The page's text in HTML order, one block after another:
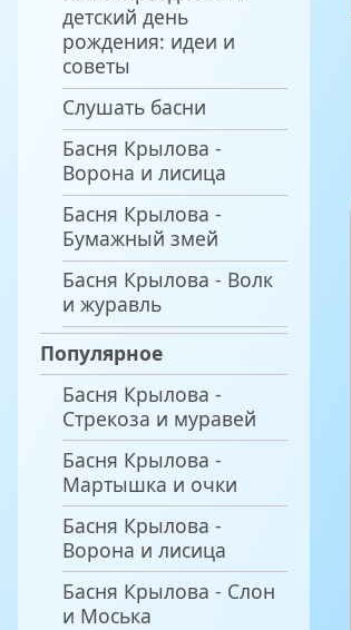
детский день
рождения: идеи и
советы
Слушать басни
Басня Крылова -
Ворона и лисица
Басня Крылова -
Бумажный змей
Басня Крылова - Волк
и журавль
Популярное
Басня Крылова -
Стрекоза и муравей
Басня Крылова -
Мартышка и очки
Басня Крылова -
Ворона и лисица
Басня Крылова - Слон
и Моська